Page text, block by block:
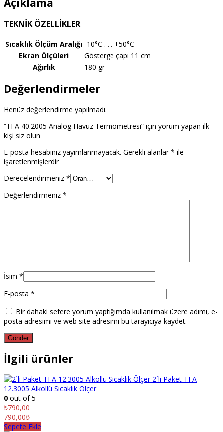
Açıklama
TEKNİK ÖZELLİKLER
Sıcaklık Ölçüm Aralığı -10°C . . . +50°C
Ekran Ölçüleri
Gösterge çapı 11 cm
Ağırlık
180 gr
Değerlendirmeler
Henüz değerlendirme yapılmadı.
“TFA 40.2005 Analog Havuz Termometresi” için yorum yapan ilk
kişi siz olun
E-posta hesabınız yayımlanmayacak. Gerekli alanlar* ile
işaretlenmişlerdir
Derecelendirmeniz *
Değerlendirmeniz *
İsim *
E-posta *
Bir dahaki sefere yorum yaptığımda kullanılmak üzere adımı, e-
posta adresimi ve web site adresimi bu tarayıcıya kaydet.
İlgili ürünler
2´li Paket TFA
12.3005 Alkollü Sıcaklık Ölçer
0 out of 5
₺790,00
790,00₺
Sepete Ekle